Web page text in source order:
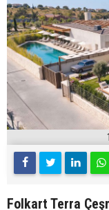
Folkart Terra